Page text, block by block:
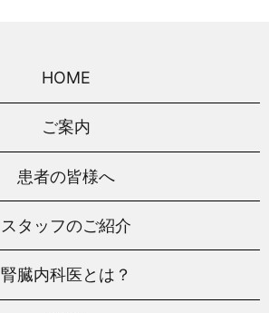
HOME
ご案内
患者の皆様へ
スタッフのご紹介
腎臓内科医とは？